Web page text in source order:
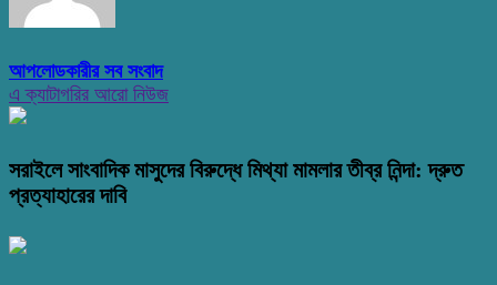
আপলোডকারীর সব সংবাদ
এ ক্যাটাগরির আরো নিউজ
সরাইলে সাংবাদিক মাসুদের বিরুদ্ধে মিথ্যা মামলার তীব্র নিন্দা: দ্রুত
প্রত্যাহারের দাবি